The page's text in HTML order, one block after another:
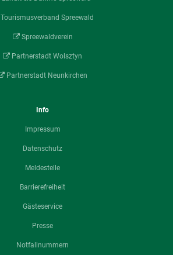
Tourismusverband Spreewald
Spreewaldverein
Partnerstadt Wolsztyn
Partnerstadt Neunkirchen
Info
Impressum
Datenschutz
Meldestelle
Barrierefreiheit
Gästeservice
Presse
Notfallnummern